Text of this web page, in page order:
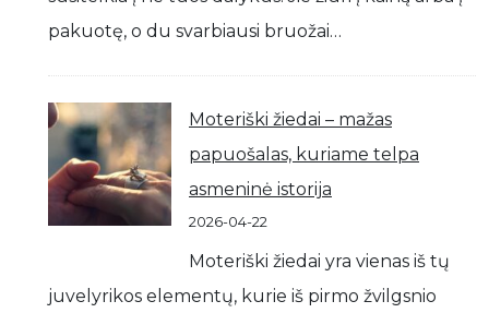
pakuotę, o du svarbiausi bruožai…
Moteriški žiedai – mažas
papuošalas, kuriame telpa
asmeninė istorija
2026-04-22
Moteriški žiedai yra vienas iš tų
juvelyrikos elementų, kurie iš pirmo žvilgsnio